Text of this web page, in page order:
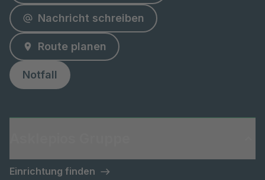
Nachricht schreiben
Route planen
Notfall
Einrichtung finden